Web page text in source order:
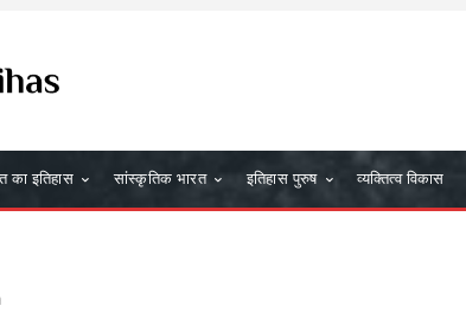
का इतिहास सांस्कृतिक भारत इतिहास पुरुष व्यक्तित्व विकास